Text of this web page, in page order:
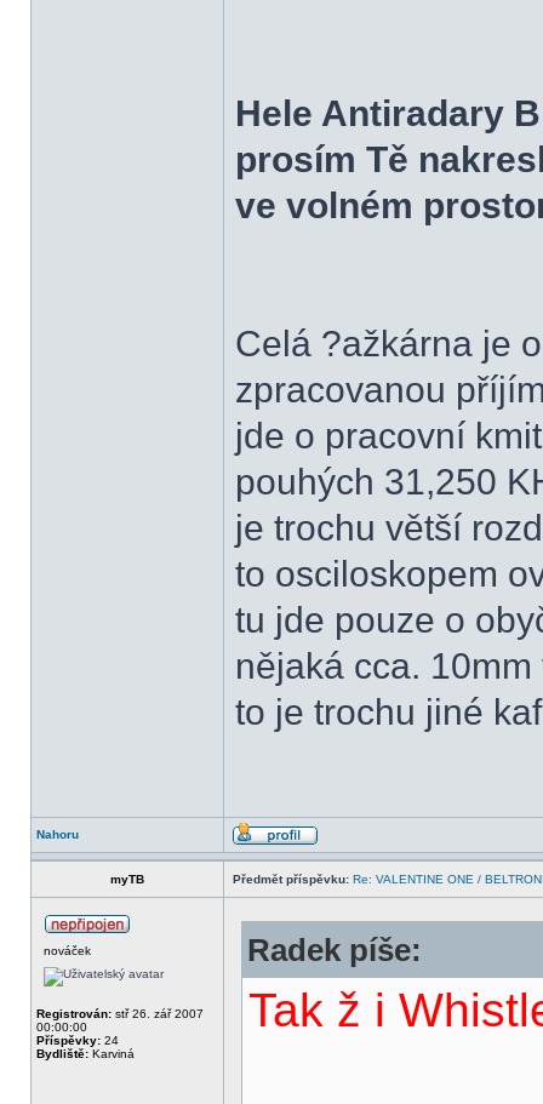
Hele Antiradary
prosím Tě
ve volném
Celá ?ažkárna je
zpracovanou
jde o pracovní
pouhých 31,250
je trochu větší
to osciloskopem
tu jde pouze o
nějaká cca.
to je trochu jiné
Nahoru
myTB Předmět příspěvku: Re: VALENTINE ONE /
nováček
Registrován: stř 26. zář 2007
00:00:00
Příspěvky: 24
Bydliště: Karviná
Radek píše:
Tak ž i